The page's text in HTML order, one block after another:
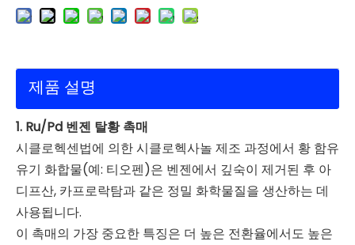
제품 설명
1. Ru/Pd 벤젠 탈황촉매
시클로헥센법에 의한 시클로헥사놀 제조 과정에서 황 함유
유기 화합물(예: 티오펜)은 벤젠에서 깊숙이 제거된 후 아
디프산, 카프로락탐과 같은 정밀 화학물질을 생산하는 데
사용됩니다.
이 촉매의 가장 중요한 특징은 더 높은 전환율에서도 높은